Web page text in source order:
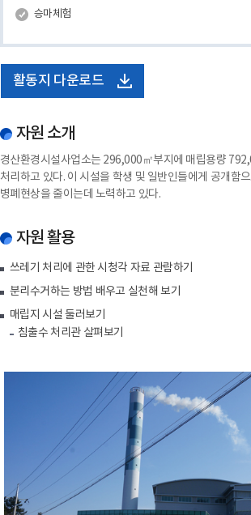
승마체험
활동지 다운로드
자원 소개
경산환경시설사업소는 296,000㎡부지에 매립용량
처리하고 있다. 이 시설을 학생 및 일반인들에게 공개함
병폐현상을 줄이는데 노력하고 있다.
자원 활용
쓰레기 처리에 관한 시청각 자료 관람하기
분리수거하는 방법 배우고 실천해 보기
매립지 시설 둘러보기
침출수 처리관 살펴보기